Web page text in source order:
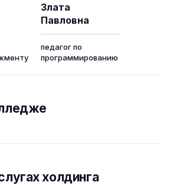
Злата
Павловна
педагог по
программированию
холдинга